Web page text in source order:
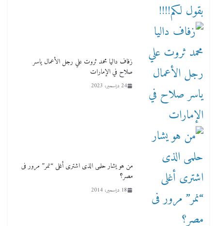
زفاف داليا محمد ثروت علي رجل الأعمال ياسر
صلاح في الإمارات
24 ديسمبر، 2023
من هو يشار حلمى الذى اشترى أغلى “نمر” مرور فى
مصر؟
18 ديسمبر، 2014